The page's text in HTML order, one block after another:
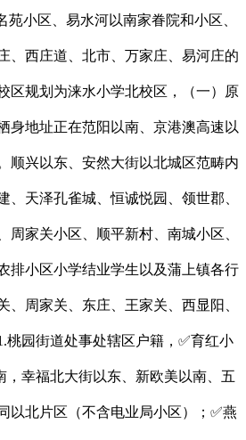
小区、易水河以南家眷院和小区、
、西庄道、北市、万家庄、易河庄的
区规划为涞水小学北校区，（一）原
身地址正在范阳以南、京港澳高速以
顺兴以东、安然大街以北城区范畴内
、天泽孔雀城、恒诚悦园、领世郡、
周家关小区、顺平新村、南城小区、
排小区小学结业学生以及蒲上镇各行
、周家关、东庄、王家关、西显阳、
桃园街道处事处辖区户籍，✅育红小
，幸福北大街以东、新欧美以南、五
以北片区（不含电业局小区）；✅燕